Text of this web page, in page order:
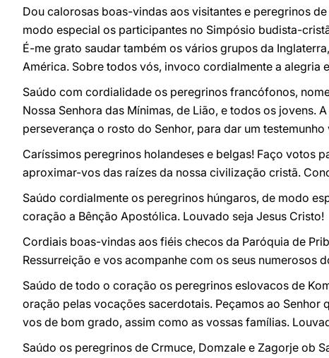
Dou calorosas boas-vindas aos visitantes e peregrinos
modo especial os participantes no Simpósio budista-
É-me grato saudar também os vários grupos da
América. Sobre todos vós, invoco cordialmente a alegria
Saúdo com cordialidade os peregrinos francófonos,
Nossa Senhora das Mínimas, de Lião, e todos os jovens.
perseverança o rosto do Senhor, para dar um
Caríssimos peregrinos holandeses e belgas! Faço votos
aproximar-vos das raízes da nossa civilização cristã.
Saúdo cordialmente os peregrinos húngaros, de modo
coração a Bênção Apostólica. Louvado seja Jesus Cristo!
Cordiais boas-vindas aos fiéis checos da Paróquia de
Ressurreição e vos acompanhe com os seus numerosos
Saúdo de todo o coração os peregrinos eslovacos de
oração pelas vocações sacerdotais. Peçamos ao
vos de bom grado, assim como as vossas famílias.
Saúdo os peregrinos de Crmuce, Domzale e Zagorje ob